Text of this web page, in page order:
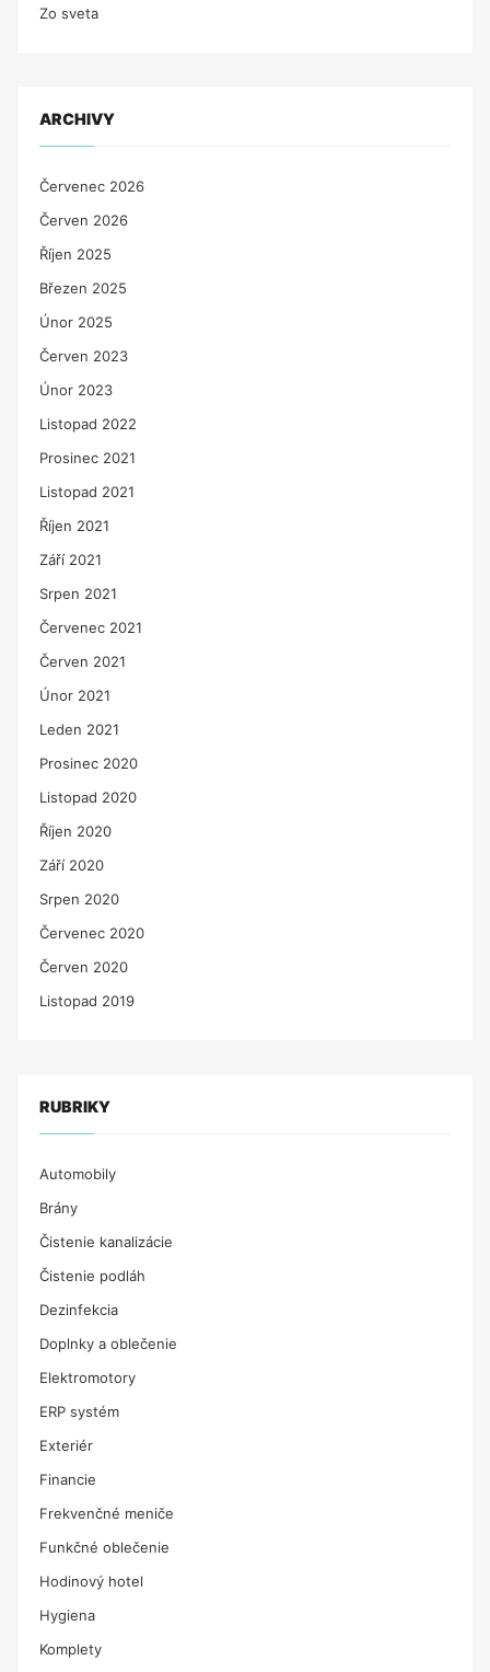
Zo sveta
ARCHIVY
Červenec 2026
Červen 2026
Říjen 2025
Březen 2025
Únor 2025
Červen 2023
Únor 2023
Listopad 2022
Prosinec 2021
Listopad 2021
Říjen 2021
Září 2021
Srpen 2021
Červenec 2021
Červen 2021
Únor 2021
Leden 2021
Prosinec 2020
Listopad 2020
Říjen 2020
Září 2020
Srpen 2020
Červenec 2020
Červen 2020
Listopad 2019
RUBRIKY
Automobily
Brány
Čistenie kanalizácie
Čistenie podláh
Dezinfekcia
Doplnky a oblečenie
Elektromotory
ERP systém
Exteriér
Financie
Frekvenčné meniče
Funkčné oblečenie
Hodinový hotel
Hygiena
Komplety